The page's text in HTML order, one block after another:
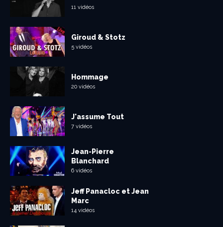
11 vidéos
Giroud & Stotz
5 vidéos
Hommage
20 vidéos
J'assume Tout
7 vidéos
Jean-Pierre
Blanchard
6 vidéos
Jeff Panacloc et Jean
Marc
14 vidéos